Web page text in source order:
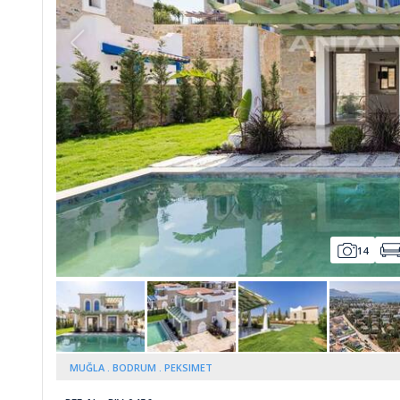
14
MUĞLA BODRUM PEKSIMET
Whatsapp